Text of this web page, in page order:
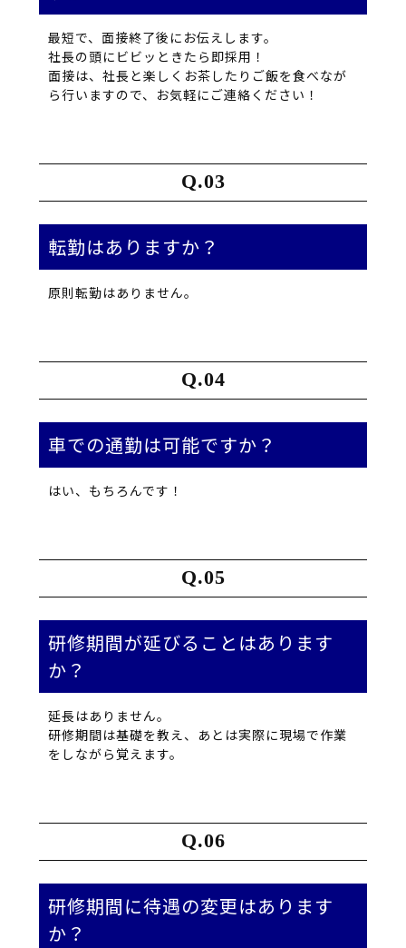
最短で、面接終了後にお伝えします。
社長の頭にビビッときたら即採用！
面接は、社長と楽しくお茶したりご飯を食べなが
ら行いますので、お気軽にご連絡ください！
転勤はありますか？
原則転勤はありません。
車での通勤は可能ですか？
はい、もちろんです！
研修期間が延びることはあります
か？
延長はありません。
研修期間は基礎を教え、あとは実際に現場で作業
をしながら覚えます。
研修期間に待遇の変更はあります
か？